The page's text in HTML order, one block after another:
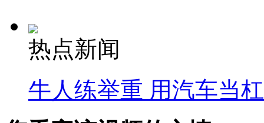
热点新闻
牛人练举重 用汽车当